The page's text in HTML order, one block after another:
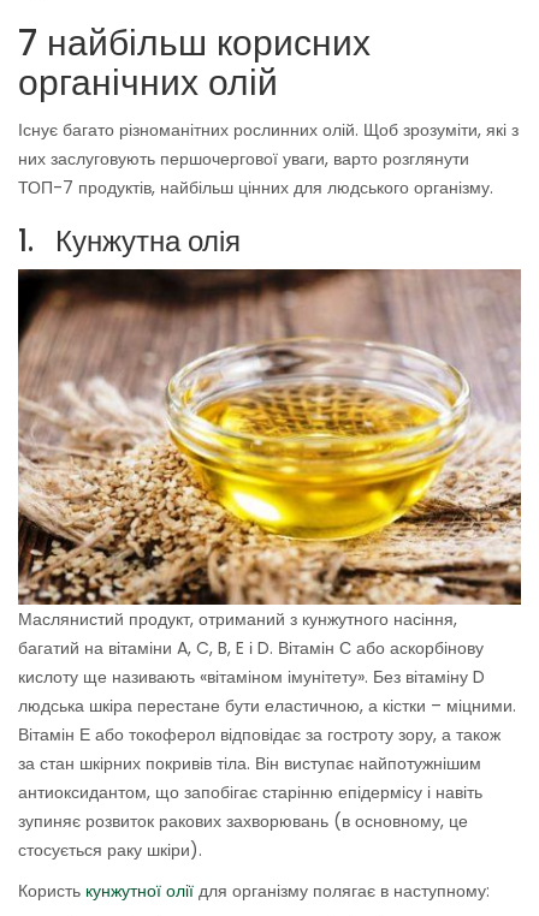
7 найбільш корисних
органічних олій
Існує багато різноманітних рослинних олій. Щоб зрозуміти, які з
них заслуговують першочергової уваги, варто розглянути
ТОП-7 продуктів, найбільш цінних для людського організму.
1. Кунжутна олія
Маслянистий продукт, отриманий з кунжутного насіння,
багатий на вітаміни A, C, B, E і D. Вітамін С або аскорбінову
кислоту ще називають «вітаміном імунітету». Без вітаміну D
людська шкіра перестане бути еластичною, а кістки – міцними.
Вітамін Е або токоферол відповідає за гостроту зору, а також
за стан шкірних покривів тіла. Він виступає найпотужнішим
антиоксидантом, що запобігає старінню епідермісу і навіть
зупиняє розвиток ракових захворювань (в основному, це
стосується раку шкіри).
Користь кунжутної олії для організму полягає в наступному: